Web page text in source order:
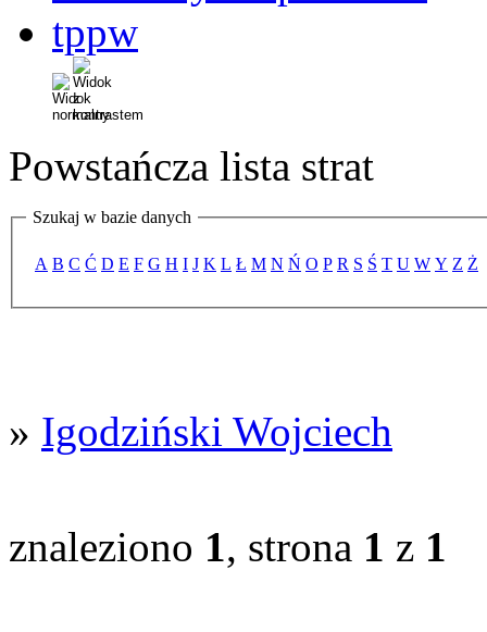
tppw
Powstańcza lista strat
Szukaj w bazie danych
A B C Ć D E F G H I J K L Ł M N Ń O P R S Ś T U W Y Z Ż
» Igodziński Wojciech
znaleziono 1 , strona 1 z 1